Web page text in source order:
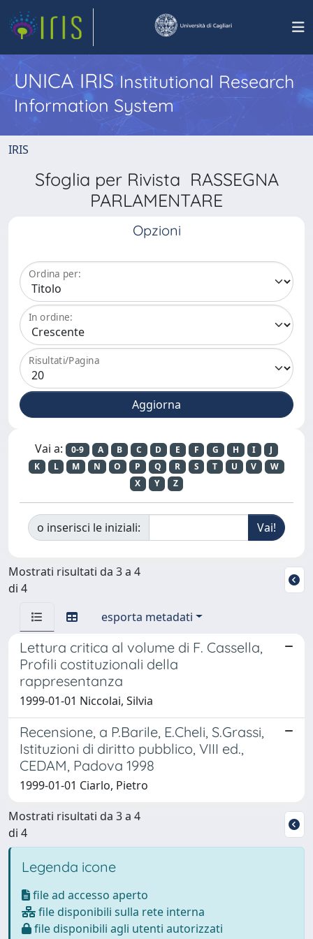
UNICA IRISInstitutional Research
Information System
IRIS
Sfoglia per Rivista RASSEGNA
PARLAMENTARE
Opzioni
Ordina per:
In ordine:
Risultati/Pagina
Vai a: 0-9 A B C D E F G H I
J
K
L M N O P Q R S T U V
W
X
Y Z
o inserisci le iniziali:
Mostrati risultati da 3 a 4
di 4
esporta metadati
Lettura critica al volume di F. Cassella,
Profili costituzionali della
rappresentanza
1999-01-01 Niccolai, Silvia
Recensione, a P.Barile, E.Cheli, S.Grassi,
Istituzioni di diritto pubblico, VIII ed.,
CEDAM, Padova 1998
1999-01-01 Ciarlo, Pietro
Mostrati risultati da 3 a 4
di 4
Legenda icone
file ad accesso aperto
file disponibili sulla rete interna
file disponibili agli utenti autorizzati